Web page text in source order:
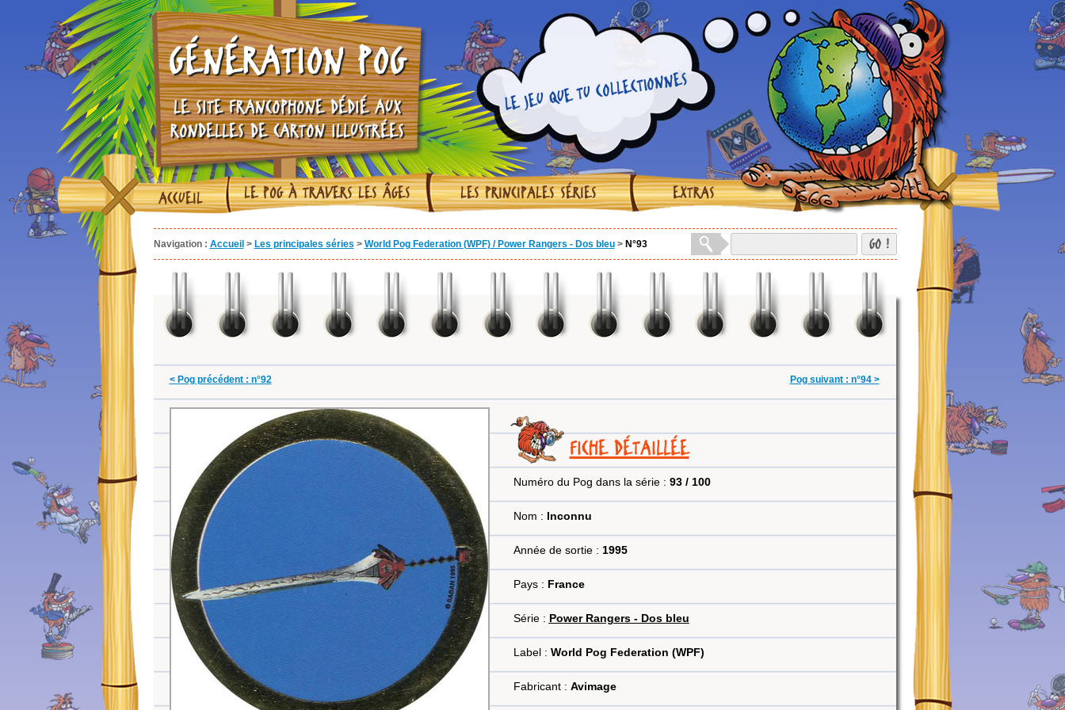
GÉNÉRATION POG
LE SITE FRANCOPHONE DÉDIÉ AUX
RONDELLES DE CARTON ILLUSTRÉES
LE JEU QUE TU COLLECTIONNES
ACCUEIL LE POG À TRAVERS LES ÂGES LES PRINCIPALES SÉRIES EXTRAS
Navigation : Accueil > Les principales séries > World Pog Federation (WPF) / Power Rangers - Dos bleu > N°93 GO !
< Pog précédent : n°92 Pog suivant : n°94 >
FICHE DÉTAILLÉE
Numéro du Pog dans la série : 93 / 100
Nom : Inconnu
Année de sortie : 1995
Pays : France
Série : Power Rangers - Dos bleu
Label : World Pog Federation (WPF)
Fabricant : Avimage